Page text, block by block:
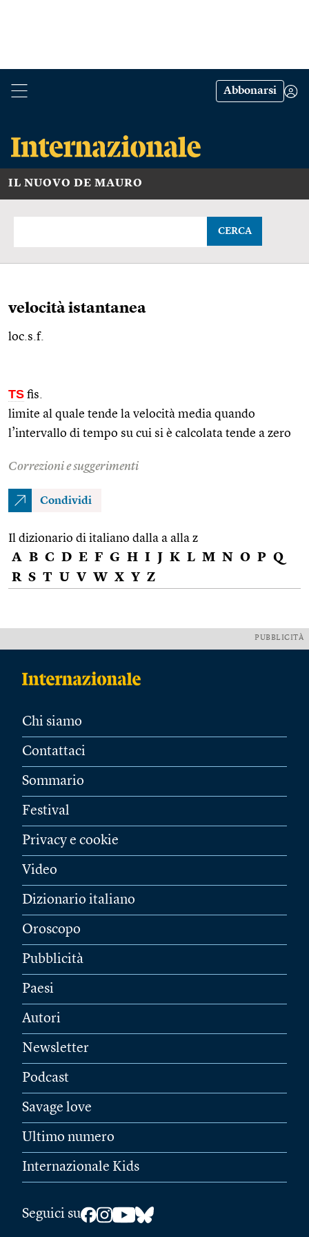
Abbonarsi
IL NUOVO DE MAURO
CERCA
velocità istantanea
loc.s.f.
TS fis.
limite al quale tende la velocità media quando
l’intervallo di tempo su cui si è calcolata tende a zero
Correzioni e suggerimenti
Condividi
Il dizionario di italiano dalla a alla z
A B C D E F G H I J K L M N O P Q
R S T U V W X Y Z
PUBBLICITÀ
Chi siamo
Contattaci
Sommario
Festival
Privacy e cookie
Video
Dizionario italiano
Oroscopo
Pubblicità
Paesi
Autori
Newsletter
Podcast
Savage love
Ultimo numero
Internazionale Kids
Seguici su